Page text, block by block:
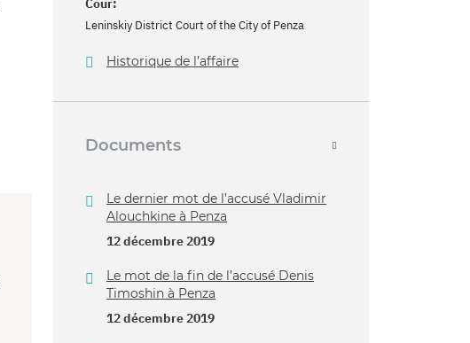
Cour:
Leninskiy District Court of the City of Penza
Historique de l’affaire
Documents
Le dernier mot de l’accusé Vladimir
Alouchkine à Penza
12 décembre 2019
Le mot de la fin de l’accusé Denis
Timoshin à Penza
12 décembre 2019